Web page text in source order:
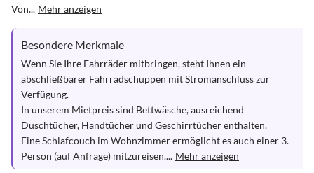
Von... Mehr anzeigen
Besondere Merkmale
Wenn Sie Ihre Fahrräder mitbringen, steht Ihnen ein
abschließbarer Fahrradschuppen mit Stromanschluss zur
Verfügung.
In unserem Mietpreis sind Bettwäsche, ausreichend
Duschtücher, Handtücher und Geschirrtücher enthalten.
Eine Schlafcouch im Wohnzimmer ermöglicht es auch einer 3.
Person (auf Anfrage) mitzureisen.... Mehr anzeigen